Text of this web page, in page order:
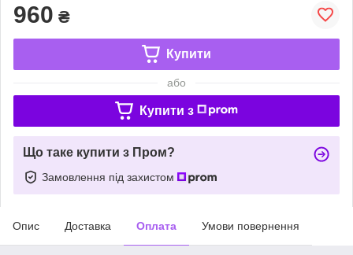
960 ₴
Купити
або
Купити з
Що таке купити з Пром?
Замовлення під захистом
Опис Доставка Оплата Умови повернення